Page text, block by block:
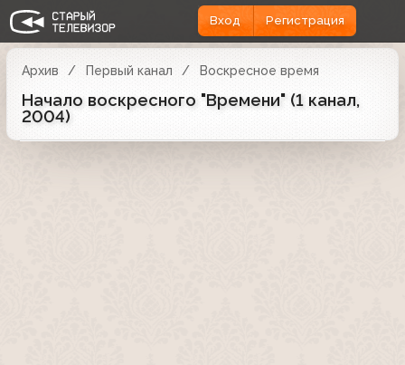
Вход Регистрация
Архив Первый канал Воскресное время
Начало воскресного "Времени" (1 канал,
2004)